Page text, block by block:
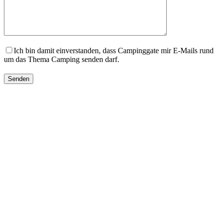
Ich bin damit einverstanden, dass Campinggate mir E-Mails rund
um das Thema Camping senden darf.